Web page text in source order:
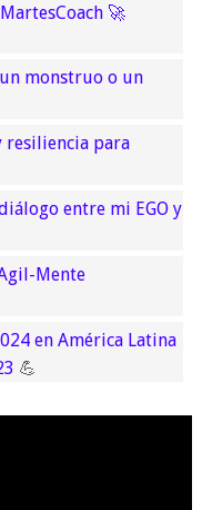
🚀
monstruo o un
resiliencia para
entre mi EGO y
Mente
en América Latina
💪